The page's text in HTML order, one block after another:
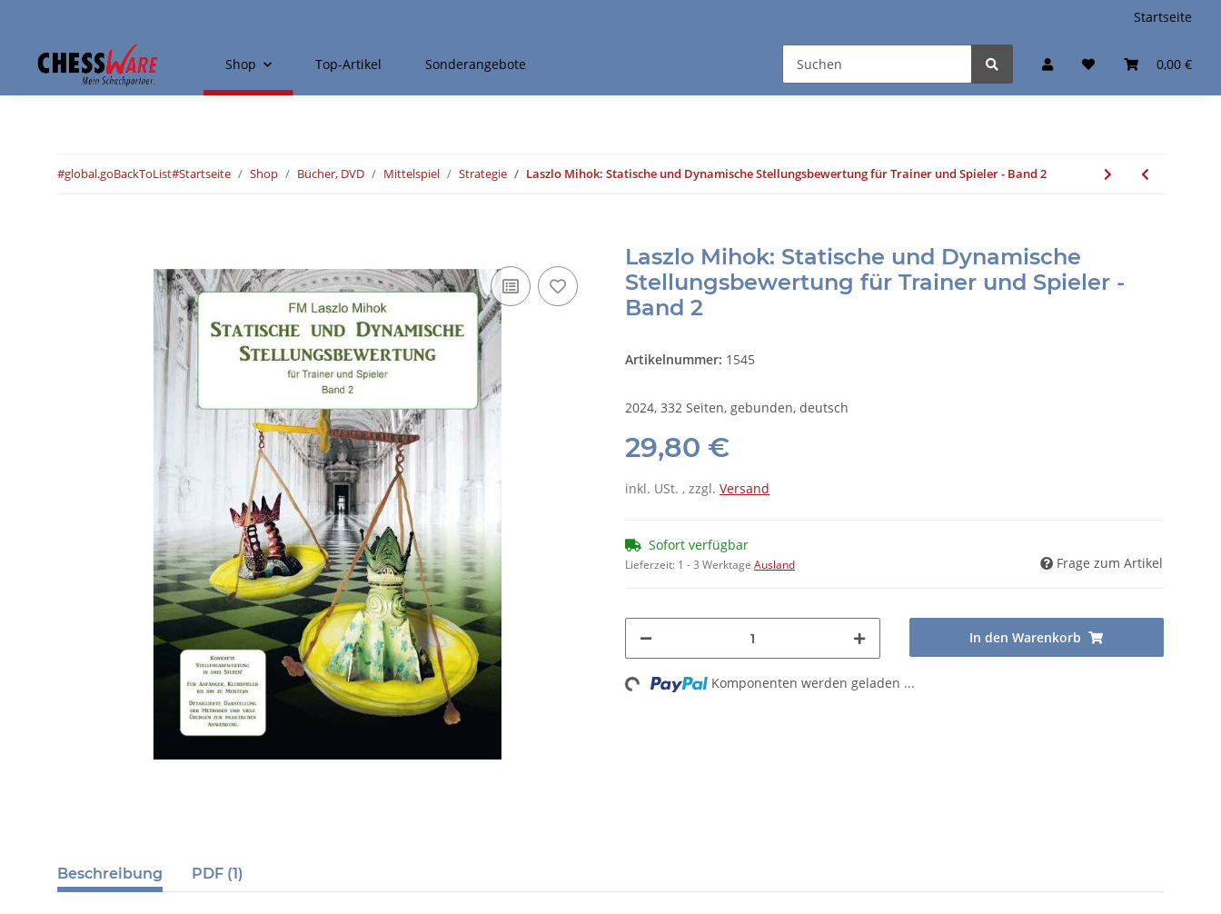
Startseite
0,00 €
Shop Top-Artikel Sonderangebote
#global.goBackToList#Startseite Shop Bücher, DVD Mittelspiel Strategie Laszlo Mihok: Statische und Dynamische Stellungsbewertung für Trainer und Spieler - Band 2
Laszlo Mihok: Statische und Dynamische
Stellungsbewertung für Trainer und Spieler -
Band 2
Artikelnummer: 1545
2024, 332 Seiten, gebunden, deutsch
29,80 €
inkl. USt. , zzgl. Versand
Sofort verfügbar
Lieferzeit: 1 - 3 Werktage Ausland Frage zum Artikel
In den Warenkorb
Loading... Komponenten werden geladen ...
Beschreibung PDF (1)